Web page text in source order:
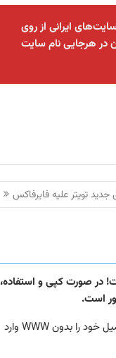
ایرانی از روی
هرجایی نام سایت
جدید تویتر علیه فایرفاکس
در صورت کپی و استفاده،
است.
در صورتی که در مورد این مطلب سوال یا مشکلی دارید، در بخش دیدگاه‌ها به صورت کامل توضیح دهید و ایمیل خود را بدون WWW وارد